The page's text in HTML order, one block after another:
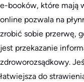
e-booków, które mają
online pozwala na
zrobić sobie przerwę,
jest przekazanie
zdroworozsądkowy.
łatwiejsza do